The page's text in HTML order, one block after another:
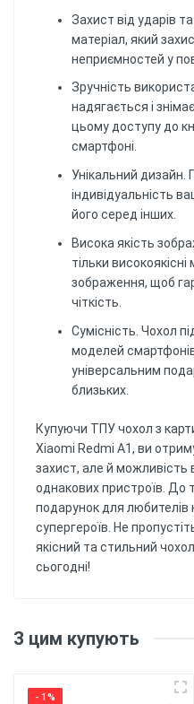
Захист від ударів
матеріал, який
неприємностей у
Зручність
надягається і
цьому доступу до
смартфоні.
Унікальний дизайн.
індивідуальність
його серед інших.
Висока якість
тільки
зображення, щоб
чіткість.
Сумісність. Чохол
моделей
універсальним
близьких.
Купуючи ТПУ чохол з
Xiaomi Redmi A1, ви
захист, але й можливість
однакових пристроїв. До
подарунок для любителів
супергероїв. Не
якісний та стильний
сьогодні!
Матеріал
матеріал забезпечує
зручність використання.
Напишіть відгук
З цим купують
- 1%